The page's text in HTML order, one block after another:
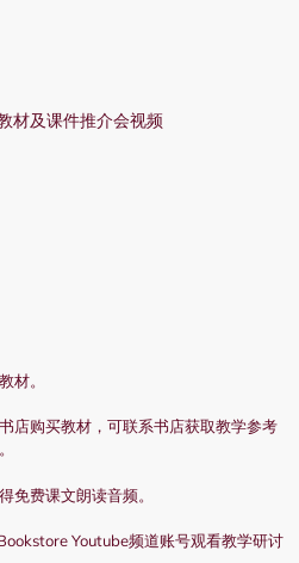
材及课件推介会视频
材。
店购买教材，可联系书店获取教学参考
免费课文朗读音频。
Youtube频道账号观看教学研讨